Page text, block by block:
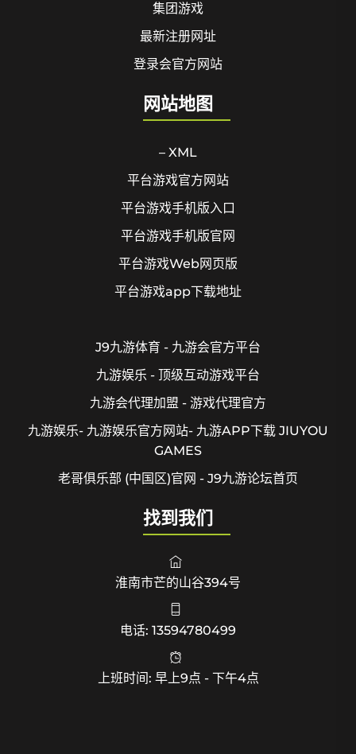
集团游戏
最新注册网址
登录会官方网站
网站地图
– XML
平台游戏官方网站
平台游戏手机版入口
平台游戏手机版官网
平台游戏Web网页版
平台游戏app下载地址
J9九游体育 - 九游会官方平台
九游娱乐 - 顶级互动游戏平台
九游会代理加盟 - 游戏代理官方
九游娱乐- 九游娱乐官方网站- 九游APP下载 JIUYOU
GAMES
老哥俱乐部 (中国区)官网 - J9九游论坛首页
找到我们
淮南市芒的山谷394号
电话: 13594780499
上班时间: 早上9点 - 下午4点